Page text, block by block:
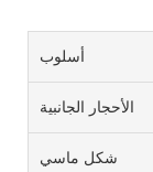
أسلوب
الأحجار الجانبية
شكل ماسي